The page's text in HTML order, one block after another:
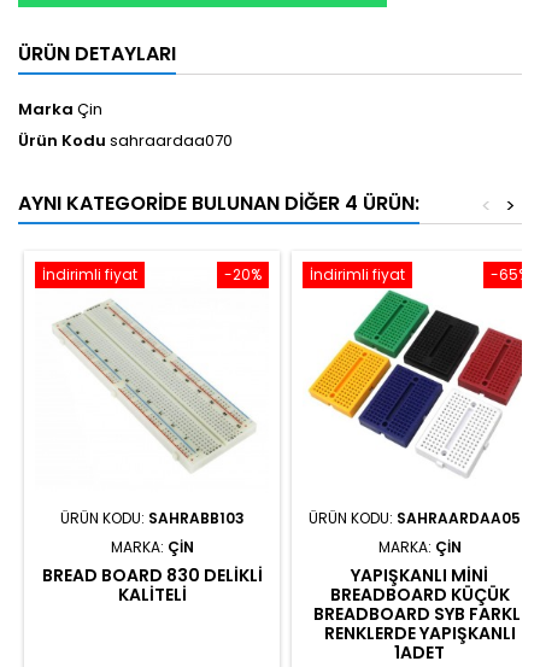
ÜRÜN DETAYLARI
Marka Çin
Ürün Kodu sahraardaa070
AYNI KATEGORIDE BULUNAN DIĞER 4 ÜRÜN: >
<
-20%
İndirimli fiyat
ÜRÜN KODU: SAHRABB103
MARKA: ÇIN
BREAD BOARD 830 DELIKLI
KALITELI
-65%
İndirimli fiyat
ÜRÜN KODU: SAHRAARDAA056
MARKA: ÇIN
YAPIŞKANLI MINI
BREADBOARD KÜÇÜK
BREADBOARD SYB FARKLI
RENKLERDE YAPIŞKANLI
1ADET